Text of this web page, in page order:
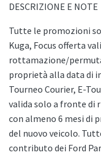
DESCRIZIONE E NOTE
Tutte le promozioni
Kuga, Focus offerta
rottamazione/
proprietà alla data di
Tourneo Courier, E-
valida solo a fronte di
con almeno 6 mesi di
del nuovo veicolo.
contributo dei Ford